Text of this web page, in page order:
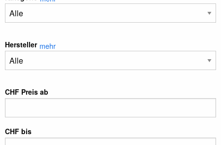
Hersteller mehr
CHF Preis ab
CHF bis